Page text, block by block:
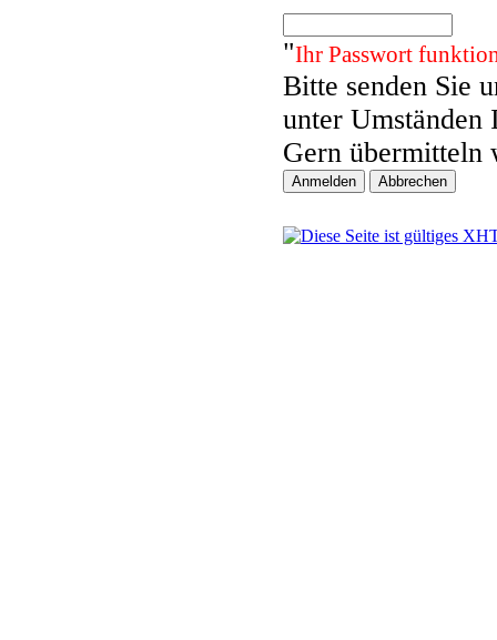
"Ihr Passwort
Bitte senden Sie
unter Umständen
Gern übermitteln